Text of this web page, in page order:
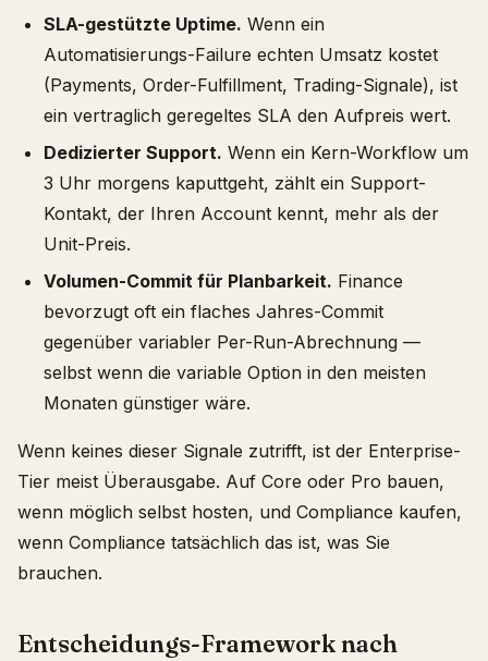
SLA-gestützte Uptime. Wenn ein
Automatisierungs-Failure echten Umsatz kostet
(Payments, Order-Fulfillment, Trading-Signale), ist
ein vertraglich geregeltes SLA den Aufpreis wert.
Dedizierter Support. Wenn ein Kern-Workflow um
3 Uhr morgens kaputtgeht, zählt ein Support-
Kontakt, der Ihren Account kennt, mehr als der
Unit-Preis.
Volumen-Commit für Planbarkeit. Finance
bevorzugt oft ein flaches Jahres-Commit
gegenüber variabler Per-Run-Abrechnung —
selbst wenn die variable Option in den meisten
Monaten günstiger wäre.
Wenn keines dieser Signale zutrifft, ist der Enterprise-
Tier meist Überausgabe. Auf Core oder Pro bauen,
wenn möglich selbst hosten, und Compliance kaufen,
wenn Compliance tatsächlich das ist, was Sie
brauchen.
Entscheidungs-Framework nach